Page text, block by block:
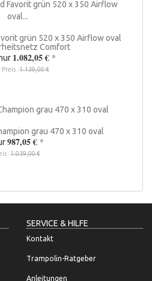
grün 520 x 350 Airflow oval
Comfort
1.082,05 € *
Preis:1.139,00 €
grau 470 x 310 oval
987,05 € *
1.039,00 €
SERVICE & HILFE
Kontakt
Trampolin-Ratgeber
Anleitungen